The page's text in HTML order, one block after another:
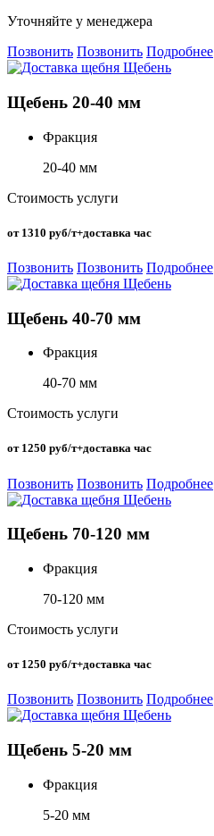
Уточняйте у менеджера
Позвонить Позвонить Подробнее
Щебень 20-40 мм
Фракция
20-40 мм
Стоимость услуги
от 1310 руб/т+доставка час
Позвонить Позвонить Подробнее
Щебень 40-70 мм
Фракция
40-70 мм
Стоимость услуги
от 1250 руб/т+доставка час
Позвонить Позвонить Подробнее
Щебень 70-120 мм
Фракция
70-120 мм
Стоимость услуги
от 1250 руб/т+доставка час
Позвонить Позвонить Подробнее
Щебень 5-20 мм
Фракция
5-20 мм